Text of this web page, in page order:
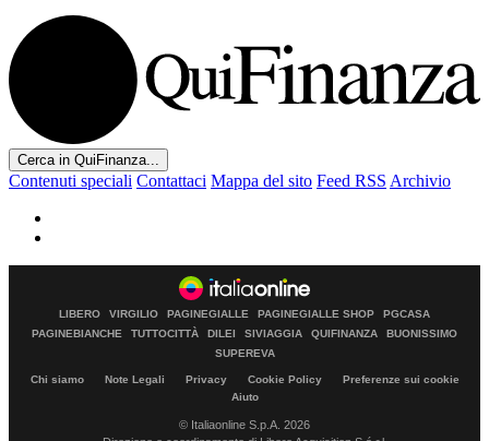
Cerca in QuiFinanza...
Contenuti speciali Contattaci Mappa del sito Feed RSS Archivio
LIBERO VIRGILIO PAGINEGIALLE PAGINEGIALLE SHOP
PGCASA
PAGINEBIANCHE
TUTTOCITTÀ DILEI SIVIAGGIA QUIFINANZA
BUONISSIMO
SUPEREVA
Chi siamo Note Legali Privacy Cookie Policy
Preferenze sui cookie
Aiuto
© Italiaonline S.p.A. 2026